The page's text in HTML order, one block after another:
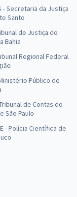
- Secretaria da Justiça
Santo
de Justiça do
Bahia
Regional Federal
Público de
de Contas do
São Paulo
- Polícia Científica de